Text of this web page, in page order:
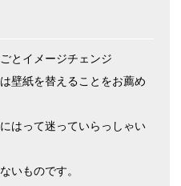
とイメージチェンジ
壁紙を替えることをお薦め
はって迷っていらっしゃい
いものです。